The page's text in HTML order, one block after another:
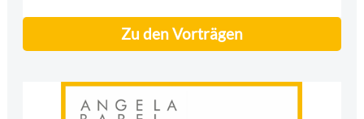
Zu den Vorträgen